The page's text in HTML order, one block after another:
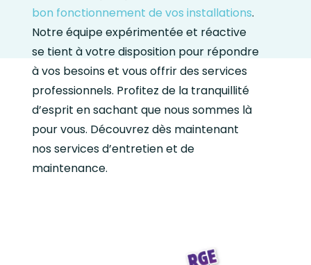
bon fonctionnement de vos installations.
Notre équipe expérimentée et réactive
se tient à votre disposition pour répondre
à vos besoins et vous offrir des services
professionnels. Profitez de la tranquillité
d’esprit en sachant que nous sommes là
pour vous. Découvrez dès maintenant
nos services d’entretien et de
maintenance.